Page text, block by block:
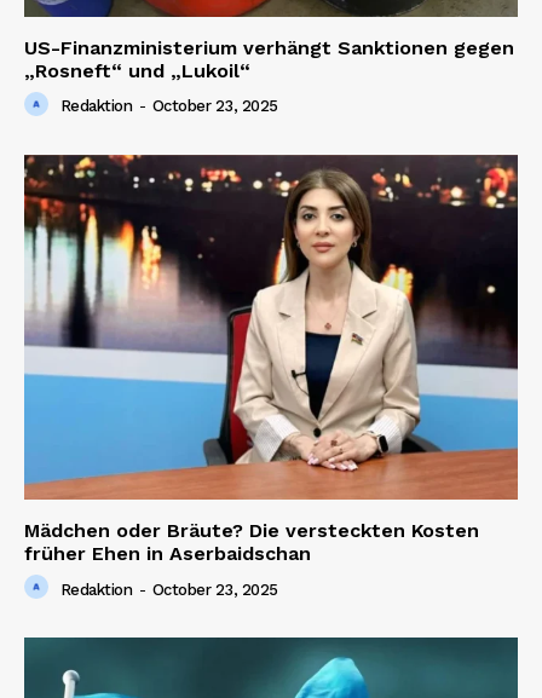
US-Finanzministerium verhängt Sanktionen gegen
„Rosneft“ und „Lukoil“
Redaktion - October 23, 2025
Mädchen oder Bräute? Die versteckten Kosten
früher Ehen in Aserbaidschan
Redaktion - October 23, 2025